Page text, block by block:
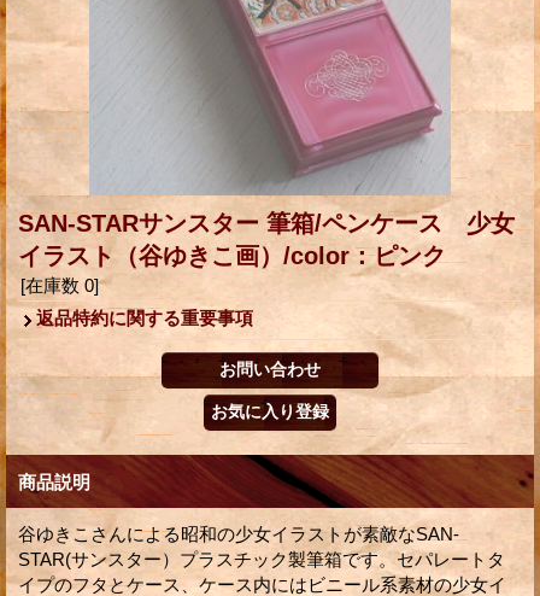
SAN-STARサンスター 筆箱/ペンケース 少女
イラスト（谷ゆきこ画）/color：ピンク
[在庫数 0]
返品特約に関する重要事項
商品説明
谷ゆきこさんによる昭和の少女イラストが素敵なSAN-
STAR(サンスター）プラスチック製筆箱です。セパレートタ
イプのフタとケース、ケース内にはビニール系素材の少女イ